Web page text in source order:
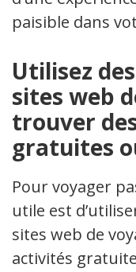
paisible dans
Utilisez
sites web
trouver
gratuites
Pour voyager
utile est
sites web de
activités